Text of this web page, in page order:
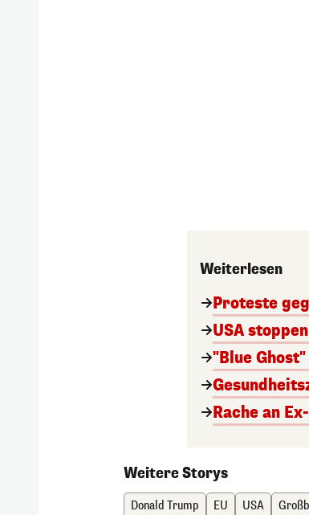
Weiterlesen
Proteste
USA
"Blue
Rache an
Weitere Storys
Donald Trump EU USA